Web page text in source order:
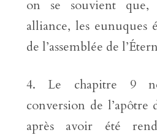
on se souvient que,
alliance, les eunuques
de l’assemblée de
Le chapitre 9
conversion de l’apôtre
après avoir été